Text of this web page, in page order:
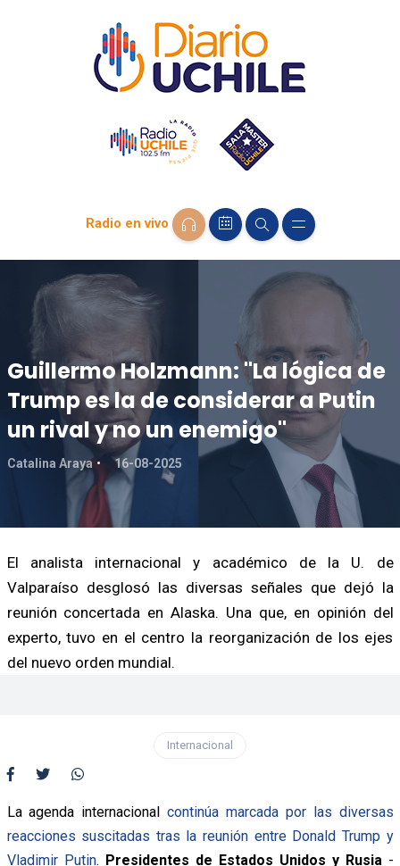
Radio en vivo
Guillermo Holzmann: "La lógica de
Trump es la de considerar a Putin
un rival y no un enemigo"
Catalina Araya 16-08-2025
El analista internacional y académico de la U. de
Valparaíso desglosó las diversas señales que dejó la
reunión concertada en Alaska. Una que, en opinión del
experto, tuvo en el centro la reorganización de los ejes
del nuevo orden mundial.
Internacional
La agenda internacionalcontinúa marcada por las diversas
reacciones suscitadas tras la reunión entre Donald Trump y
Vladimir Putin. Presidentes de Estados Unidos y Rusia -